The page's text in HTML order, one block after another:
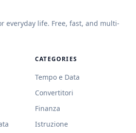
everyday life. Free, fast, and multi-
CATEGORIES
Tempo e Data
Convertitori
Finanza
Istruzione